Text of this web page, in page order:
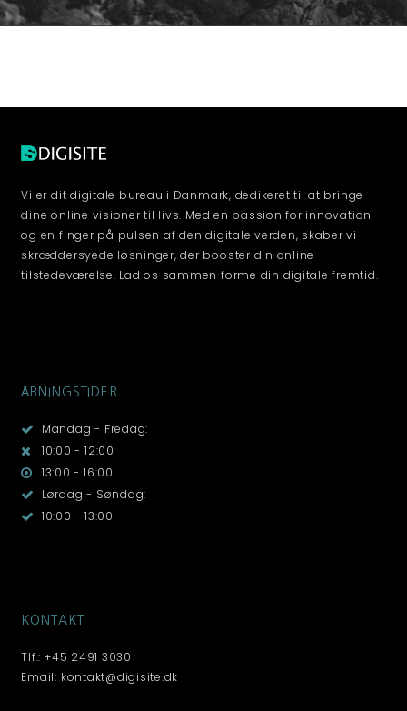
Vi er dit digitale bureau i Danmark, dedikeret til at bringe
dine online visioner til livs. Med en passion for innovation
og en finger på pulsen af den digitale verden, skaber vi
skræddersyede løsninger, der booster din online
tilstedeværelse. Lad os sammen forme din digitale fremtid.
ÅBNINGSTIDER
Mandag - Fredag:
10:00 - 12:00
13:00 - 16:00
Lørdag - Søndag:
10:00 - 13:00
KONTAKT
Tlf.: +45 2491 3030
Email: kontakt@digisite.dk